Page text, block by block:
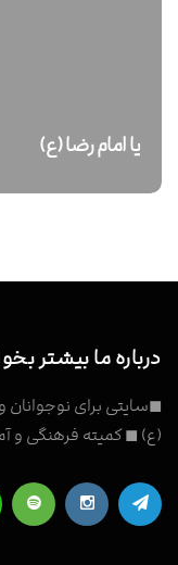
یا امام رضا (ع)
درباره ما بیشتر
◼سایتی برای
(ع) ◼ کمیته فرهنگی